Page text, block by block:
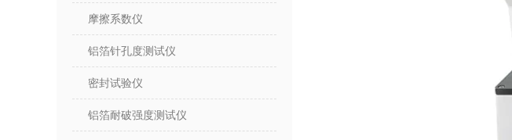
摩擦系数仪
铝箔针孔度测试仪
密封试验仪
铝箔耐破强度测试仪